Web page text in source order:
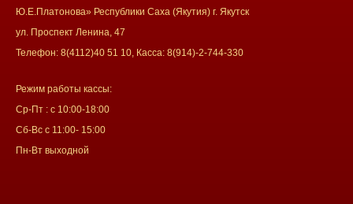
Ю.Е.Платонова» Республики Саха (Якутия) г. Якутск
ул. Проспект Ленина, 47
Телефон: 8(4112)40 51 10, Касса: 8(914)-2-744-330
Режим работы кассы:
Ср-Пт : с 10:00-18:00
Сб-Вс с 11:00- 15:00
Пн-Вт выходной